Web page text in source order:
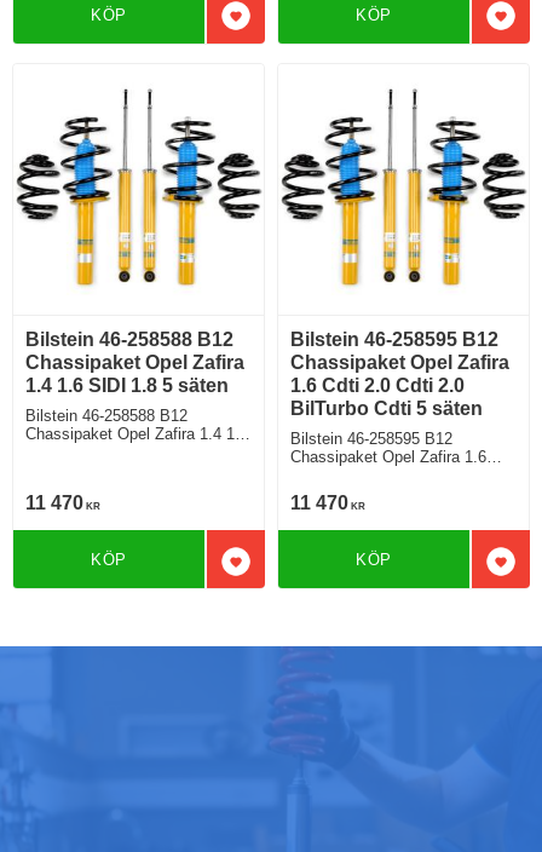
Lägg till i favoriter
KÖP KÖP
Bilstein 46-258588 B12
Chassipaket Opel Zafira
1.4 1.6 SIDI 1.8 5 säten
Bilstein 46-258588 B12
Chassipaket Opel Zafira 1.4 1.6
11 470 KR
Lägg till i favoriter
KÖP
Bilstein 46-258595 B12
Chassipaket Opel Zafira
1.6 Cdti 2.0 Cdti 2.0
BilTurbo Cdti 5 säten
Bilstein 46-258595 B12
Chassipaket Opel Zafira 1.6
säten Bensin Diesel
Fram/Bakaxelvikt 1250 / 1251
Från årsmodell 10 2011
11 470 KR
KÖP